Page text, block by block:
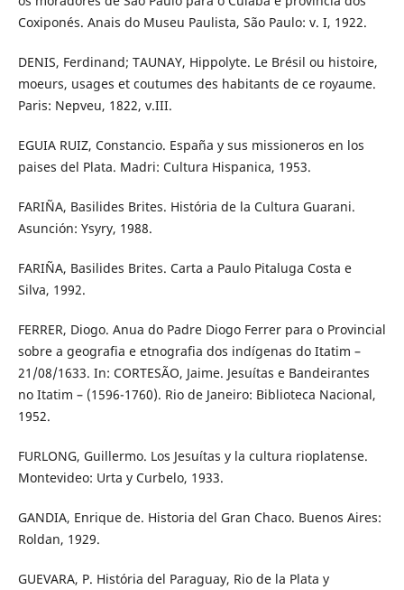
Coxiponés. Anais do Museu Paulista, São Paulo: v. I, 1922.
DENIS, Ferdinand; TAUNAY, Hippolyte. Le Brésil ou histoire,
moeurs, usages et coutumes des habitants de ce royaume.
Paris: Nepveu, 1822, v.III.
EGUIA RUIZ, Constancio. España y sus missioneros en los
paises del Plata. Madri: Cultura Hispanica, 1953.
FARIÑA, Basilides Brites. História de la Cultura Guarani.
Asunción: Ysyry, 1988.
FARIÑA, Basilides Brites. Carta a Paulo Pitaluga Costa e
Silva, 1992.
FERRER, Diogo. Anua do Padre Diogo Ferrer para o Provincial
sobre a geografia e etnografia dos indígenas do Itatim –
21/08/1633. In: CORTESÃO, Jaime. Jesuítas e Bandeirantes
no Itatim – (1596-1760). Rio de Janeiro: Biblioteca Nacional,
1952.
FURLONG, Guillermo. Los Jesuítas y la cultura rioplatense.
Montevideo: Urta y Curbelo, 1933.
GANDIA, Enrique de. Historia del Gran Chaco. Buenos Aires:
Roldan, 1929.
GUEVARA, P. História del Paraguay, Rio de la Plata y